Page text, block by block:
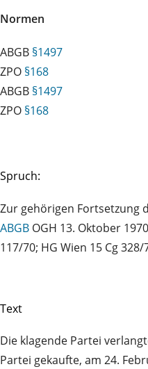
Normen
ABGB §1497
ZPO §168
ABGB §1497
ZPO §168
Spruch:
Zur gehörigen Fortsetzung
ABGB OGH 13. Oktober
117/70; HG Wien 15 Cg 328/
Text
Die klagende Partei
Partei gekaufte, am 24.